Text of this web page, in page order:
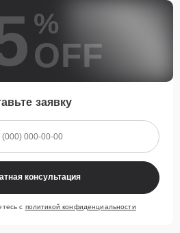
%
OFF
заявку
консультация
с политикой конфиденциальности